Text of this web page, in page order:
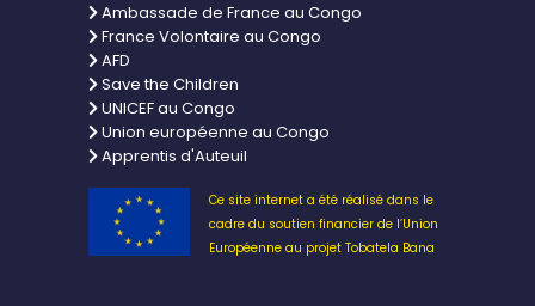
Ambassade de France au Congo
France Volontaire au Congo
AFD
Save the Children
UNICEF au Congo
Union européenne au Congo
Apprentis d'Auteuil
Ce site internet a été réalisé dans le
cadre du soutien financier de l’Union
Européenne au projet Tobatela Bana